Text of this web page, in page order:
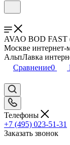
AVAO BOD FAST
Москве интернет-
АльпЛавка
Сравнение0
Телефоны
+7 (495) 023-51-31
Заказать звонок